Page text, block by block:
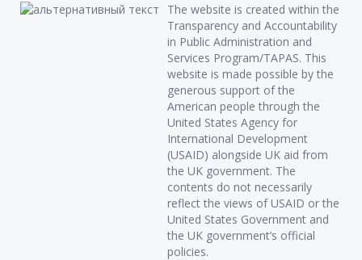
The website is created within the
Transparency and Accountability
in Public Administration and
Services Program/TAPAS. This
website is made possible by the
generous support of the
American people through the
United States Agency for
International Development
(USAID) alongside UK aid from
the UK government. The
contents do not necessarily
reflect the views of USAID or the
United States Government and
the UK government’s official
policies.